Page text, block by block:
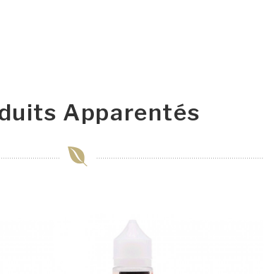
Apparentés